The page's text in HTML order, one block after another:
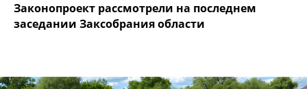
Законопроект рассмотрели на последнем
заседании Заксобрания области